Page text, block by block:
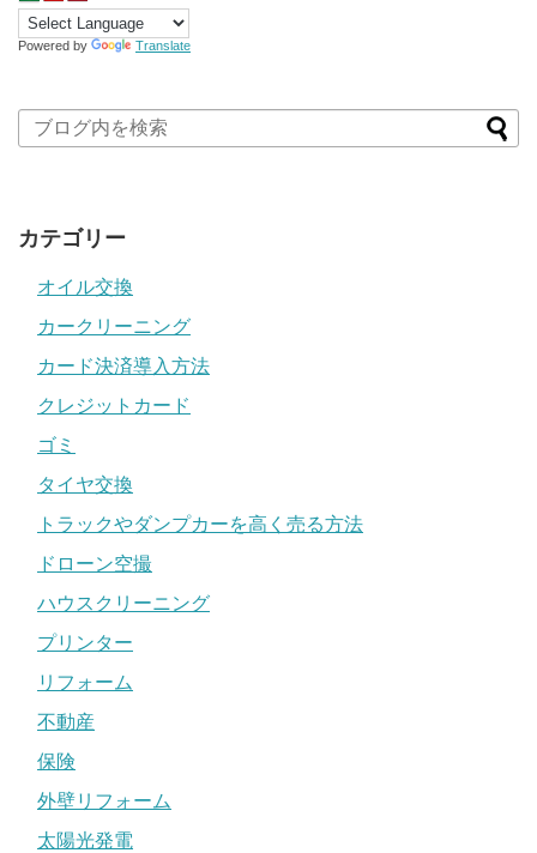
Powered by Translate
カテゴリー
オイル交換
カークリーニング
カード決済導入方法
クレジットカード
ゴミ
タイヤ交換
トラックやダンプカーを高く売る方法
ドローン空撮
ハウスクリーニング
プリンター
リフォーム
不動産
保険
外壁リフォーム
太陽光発電